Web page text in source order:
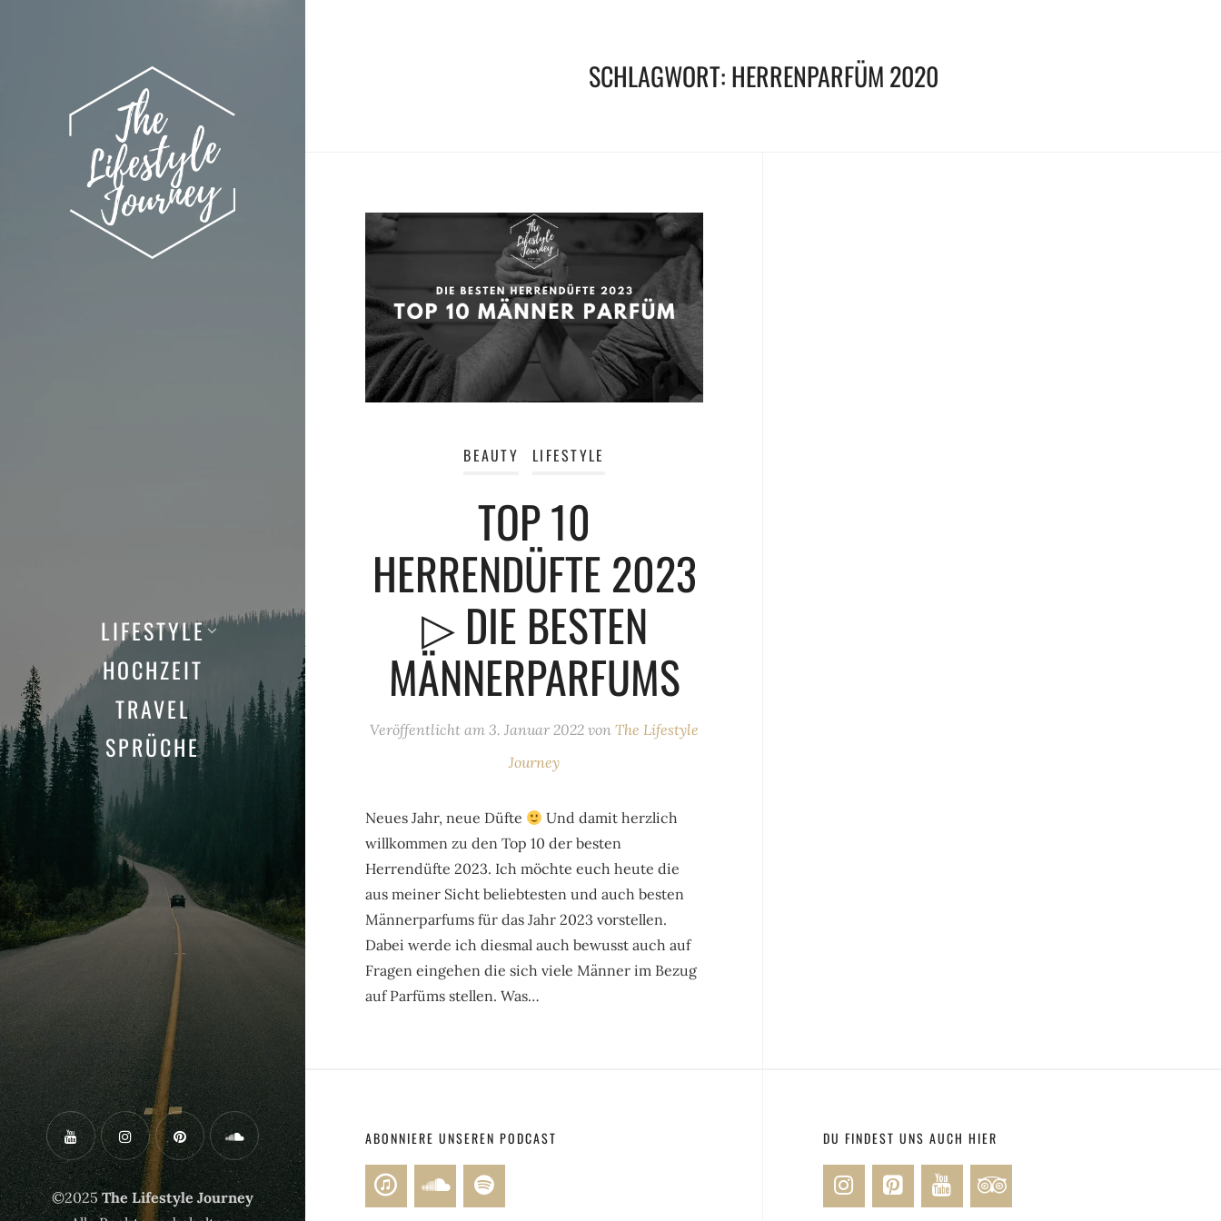
LIFESTYLE
HOCHZEIT
TRAVEL
SPRÜCHE
©2025The Lifestyle Journey
SCHLAGWORT:HERRENPARFÜM 2020
BEAUTY LIFESTYLE
TOP 10
HERRENDÜFTE 2023
▷ DIE BESTEN
MÄNNERPARFUMS
Veröffentlicht am 3. Januar 2022 von The Lifestyle
Journey
Neues Jahr, neue Düfte
Und damit herzlich
willkommen zu den Top 10 der besten
Herrendüfte 2023. Ich möchte euch heute die
aus meiner Sicht beliebtesten und auch besten
Männerparfums für das Jahr 2023 vorstellen.
Dabei werde ich diesmal auch bewusst auch auf
Fragen eingehen die sich viele Männer im Bezug
auf Parfüms stellen. Was…
ABONNIERE UNSEREN PODCAST DU FINDEST UNS AUCH HIER